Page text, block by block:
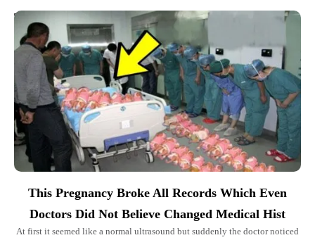
Top Picks for You
This Pregnancy Broke All Records Which Even
Doctors Did Not Believe Changed Medical Hist
At first it seemed like a normal ultrasound but suddenly the doctor noticed